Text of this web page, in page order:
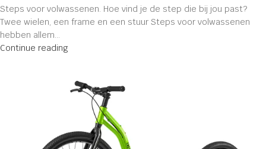
Steps voor volwassenen. Hoe vind je de step die bij jou past?
Twee wielen, een frame en een stuur Steps voor volwassenen
hebben allem...
Continue reading